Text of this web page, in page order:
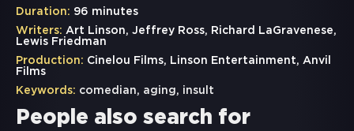
Duration: 96 minutes
Writers: Art Linson, Jeffrey Ross, Richard LaGravenese,
Lewis Friedman
Production: Cinelou Films, Linson Entertainment, Anvil
Films
Keywords: comedian, aging , insult
People also search for